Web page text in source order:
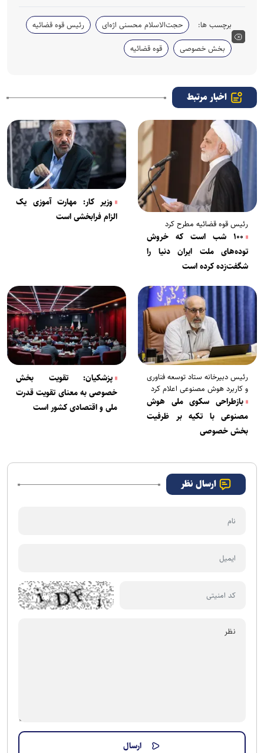
برچسب ها: حجت‌الاسلام محسنی اژه‌ای
رئیس قوه قضائیه
بخش خصوصی
قوه قضائیه
اخبار مرتبط
رئیس قوه قضائیه مطرح کرد
۱۰۰ شب است که خروش
توده‌های ملت ایران دنیا را
شگفت‌زده کرده است
وزیر کار: مهارت آموزی یک
الزام فرابخشی است
رئیس دبیرخانه ستاد توسعه فناوری
و کاربرد هوش مصنوعی اعلام کرد
بازطراحی سکوی ملی هوش
مصنوعی با تکیه بر ظرفیت
بخش خصوصی
پزشکیان: تقویت بخش
خصوصی به معنای تقویت قدرت
ملی و اقتصادی کشور است
ارسال نظر